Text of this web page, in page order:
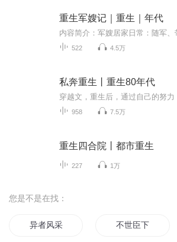
重生军嫂记｜重生｜年代
522 4.5万
私奔重生丨重生80年代
958 7.5万
重生四合院丨都市重生
227 1万
您是不是在找：
异者风采 不世臣下